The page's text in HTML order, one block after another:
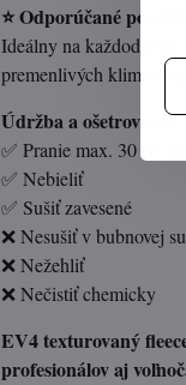
⭐ Odporúčané použitie:
Ideálny na každodenné
premenlivých
Údržba a ošetrovanie:
✅ Pranie max. 30 °C
✅ Nebieliť
✅ Sušiť zavesené
❌ Nesušiť v bubnovej
❌ Nežehliť
❌ Nečistiť chemicky
EV4 texturovaný
profesionálov aj